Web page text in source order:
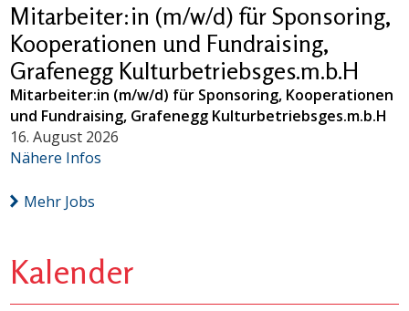
Mitarbeiter:in (m/w/d) für Sponsoring,
Kooperationen und Fundraising,
Grafenegg Kulturbetriebsges.m.b.H
Mitarbeiter:in (m/w/d) für Sponsoring, Kooperationen
und Fundraising, Grafenegg Kulturbetriebsges.m.b.H
16. August 2026
Nähere Infos
Mehr Jobs
Kalender